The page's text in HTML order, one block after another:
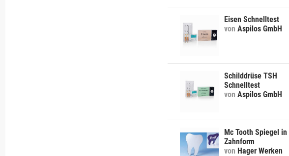
Eisen Schnelltest
von Aspilos GmbH
Schilddrüse TSH
Schnelltest
von Aspilos GmbH
Mc Tooth Spiegel in
Zahnform
von Hager Werken